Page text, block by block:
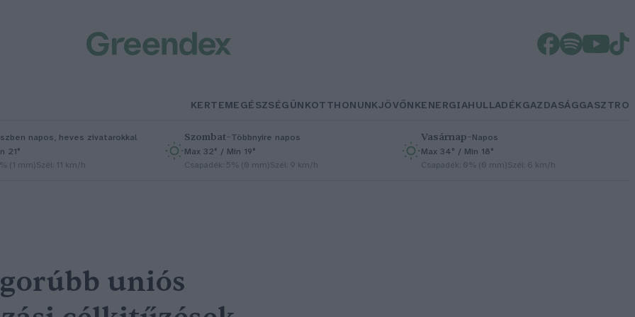
KERTEMEGÉSZSÉGÜNKOTTHONUNKJÖVŐNKENERGIAHULLADÉKGAZDASÁGGASZTRO
napos, heves zivatarokkal
21°
(1 mm)Szél: 11 km/h
Szombat–Többnyire napos
Max 32° / Min 19°
Csapadék: 5% (0 mm)Szél: 9 km/h
Vasárnap–Napos
Max 34° / Min 18°
Csapadék: 0% (0 mm)Szél: 6 km/h
uniós